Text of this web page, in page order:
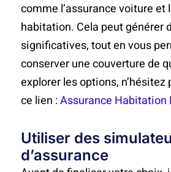
comme l’assurance voiture et
habitation. Cela peut générer
significatives, tout en vous
conserver une couverture de
explorer les options, n’hésitez
ce lien :Assurance Habitation
Utiliser des
d’assurance